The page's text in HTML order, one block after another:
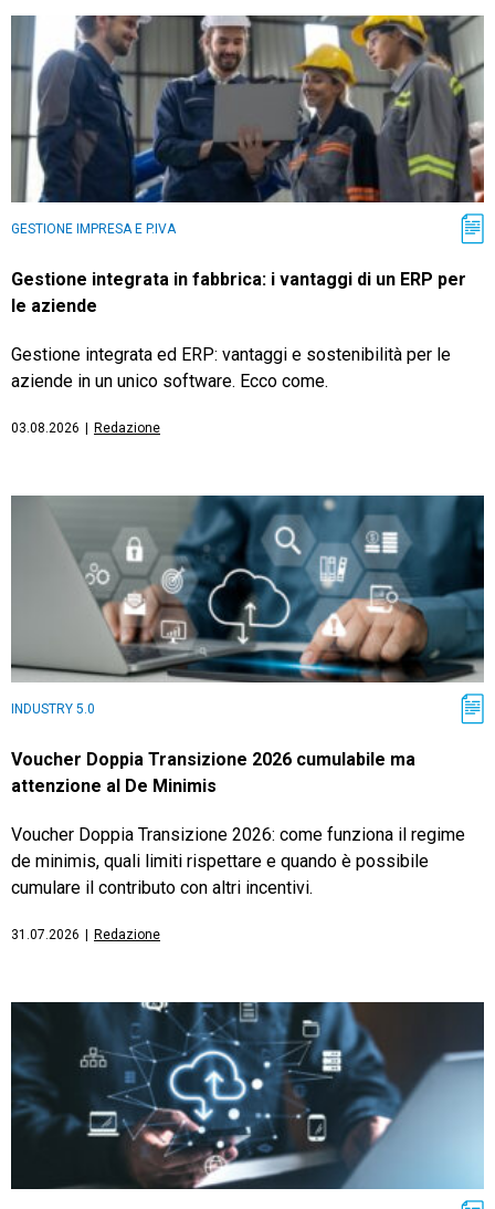
GESTIONE IMPRESA E P.IVA
Gestione integrata in fabbrica: i vantaggi di un ERP per
le aziende
Gestione integrata ed ERP: vantaggi e sostenibilità per le
aziende in un unico software. Ecco come.
03.08.2026 Redazione
INDUSTRY 5.0
Voucher Doppia Transizione 2026 cumulabile ma
attenzione al De Minimis
Voucher Doppia Transizione 2026: come funziona il regime
de minimis, quali limiti rispettare e quando è possibile
cumulare il contributo con altri incentivi.
31.07.2026 Redazione